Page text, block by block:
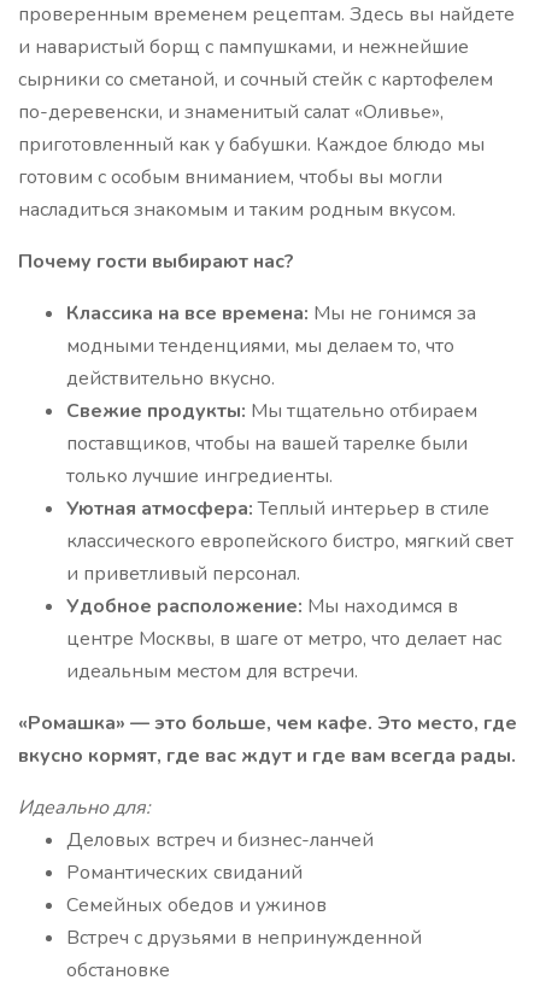
проверенным временем рецептам. Здесь вы найдете
и наваристый борщ с пампушками, и нежнейшие
сырники со сметаной, и сочный стейк с картофелем
по-деревенски, и знаменитый салат «Оливье»,
приготовленный как у бабушки. Каждое блюдо мы
готовим с особым вниманием, чтобы вы могли
насладиться знакомым и таким родным вкусом.
Почему гости выбирают нас?
Классика на все времена: Мы не гонимся за
модными тенденциями, мы делаем то, что
действительно вкусно.
Свежие продукты: Мы тщательно отбираем
поставщиков, чтобы на вашей тарелке были
только лучшие ингредиенты.
Уютная атмосфера:Теплый интерьер в стиле
классического европейского бистро, мягкий свет
и приветливый персонал.
Удобное расположение: Мы находимся в
центре Москвы, в шаге от метро, что делает нас
идеальным местом для встречи.
«Ромашка» — это больше, чем кафе. Это место, где
вкусно кормят, где вас ждут и где вам всегда рады.
Идеально для:
Деловых встреч и бизнес-ланчей
Романтических свиданий
Семейных обедов и ужинов
Встреч с друзьями в непринужденной
обстановке